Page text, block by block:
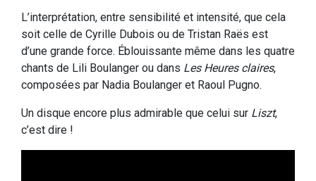
L’interprétation, entre sensibilité et intensité, que cela
soit celle de Cyrille Dubois ou de Tristan Raës est
d’une grande force. Éblouissante même dans les quatre
chants de Lili Boulanger ou dans Les Heures claires,
composées par Nadia Boulanger et Raoul Pugno.
Un disque encore plus admirable que celui sur Liszt,
c’est dire !